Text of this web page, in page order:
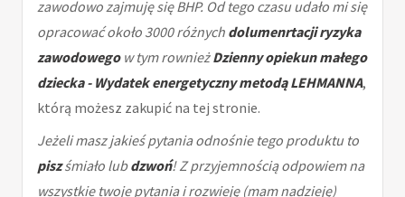
zawodowo zajmuję się BHP. Od tego czasu udało mi się
opracować około 3000 różnych dolumenrtacji ryzyka
zawodowegow tym rownieżDzienny opiekun małego
dziecka - Wydatek energetyczny metodą LEHMANNA,
którą możesz zakupić na tej stronie.
Jeżeli masz jakieś pytania odnośnie tego produktu to
piszśmiało lubdzwoń! Z przyjemnością odpowiem na
wszystkie twoje pytania i rozwieję (mam nadzieję)